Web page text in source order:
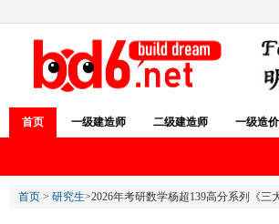
首页 一级建造师 二级建造师 一级造
首页 > 研究生>2026年考研数学杨超139高分系列《三